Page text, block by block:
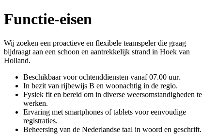
Functie-eisen
Wij zoeken een proactieve en flexibele teamspeler die graag
bijdraagt aan een schoon en aantrekkelijk strand in Hoek van
Holland.
Beschikbaar voor ochtenddiensten vanaf 07.00 uur.
In bezit van rijbewijs B en woonachtig in de regio.
Fysiek fit en bereid om in diverse weersomstandigheden te
werken.
Ervaring met smartphones of tablets voor eenvoudige
registraties.
Beheersing van de Nederlandse taal in woord en geschrift.